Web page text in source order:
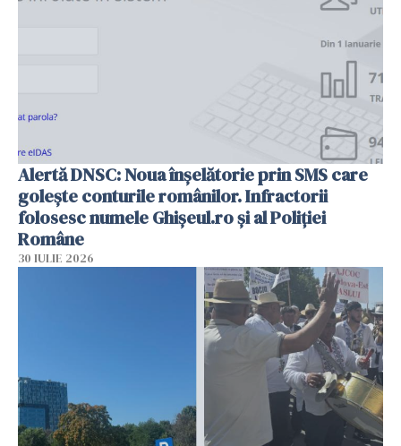
Alertă DNSC: Noua înșelătorie prin SMS care
golește conturile românilor. Infractorii
folosesc numele Ghișeul.ro și al Poliției
Române
30 IULIE 2026